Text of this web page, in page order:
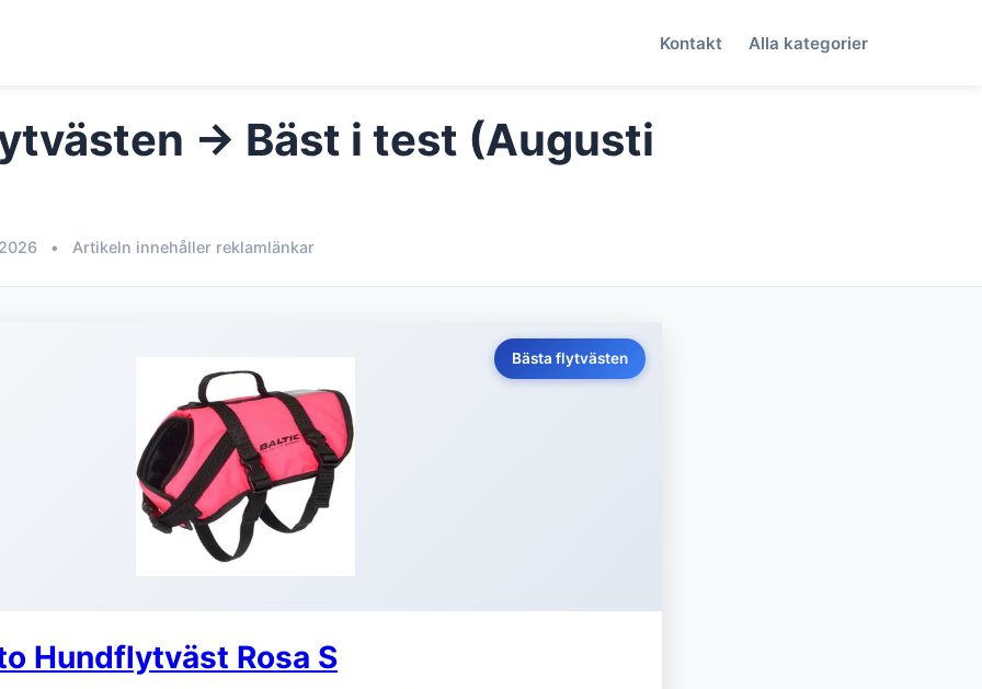
Kontakt Alla kategorier
→ Bäst i test (Augusti
• Artikeln innehåller reklamlänkar
Bästa flytvästen
Hundflytväst Rosa S